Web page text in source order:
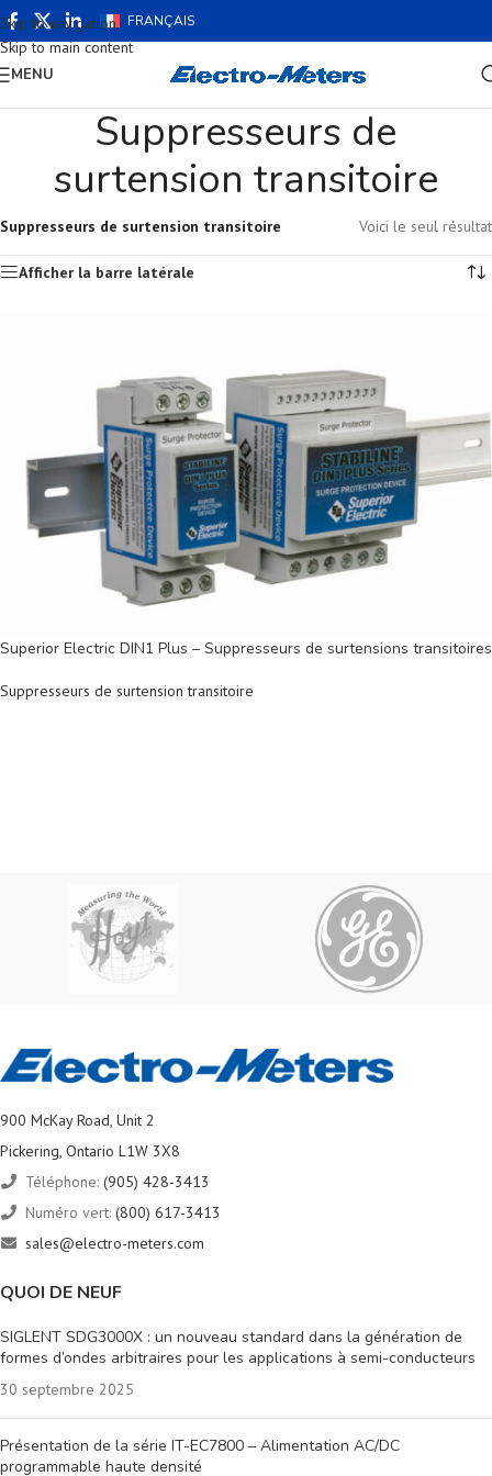
Skip to navigation
Skip to main content
FRANÇAIS
MENU
Suppresseurs de
surtension transitoire
Suppresseurs de surtension transitoire Voici le seul résultat
Afficher la barre latérale
Superior Electric DIN1 Plus – Suppresseurs de surtensions transitoires
Suppresseurs de surtension transitoire
900 McKay Road, Unit 2
Pickering, Ontario L1W 3X8
Téléphone: (905) 428-3413
Numéro vert: (800) 617-3413
sales@electro-meters.com
QUOI DE NEUF
SIGLENT SDG3000X : un nouveau standard dans la génération de
formes d’ondes arbitraires pour les applications à semi-conducteurs
30 septembre 2025
Présentation de la série IT-EC7800 – Alimentation AC/DC
programmable haute densité